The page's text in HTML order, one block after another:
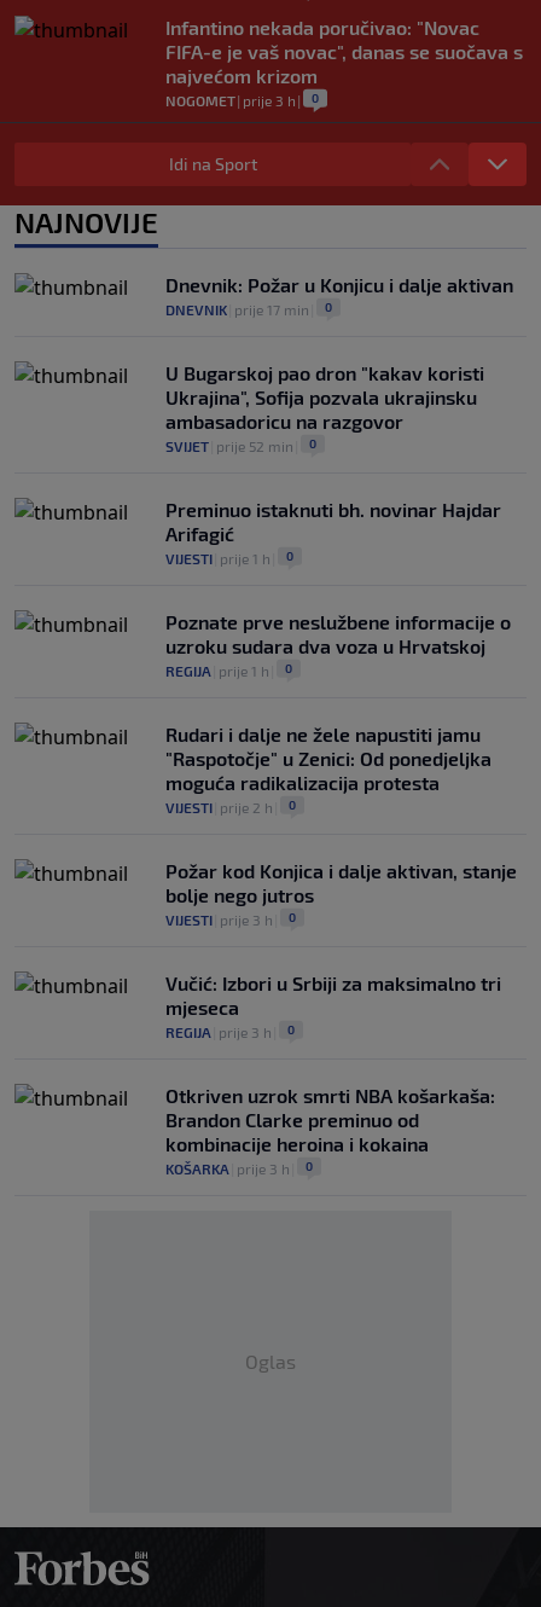
Infantino nekada poručivao: "Novac
FIFA-e je vaš novac", danas se suočava s
najvećom krizom
NOGOMET| prije 3 h | 0
Enes Kanter Freedom želi na WNBA
draft: Neobičnim potezom pokušava
0
na pripremama, bolji bio Eintracht
0
Idi na Sport
NAJNOVIJE
Dnevnik: Požar u Konjicu i dalje aktivan
DNEVNIK prije 17 min 0
U Bugarskoj pao dron "kakav koristi
Ukrajina", Sofija pozvala ukrajinsku
ambasadoricu na razgovor
SVIJET prije 52 min 0
Preminuo istaknuti bh. novinar Hajdar
Arifagić
VIJESTI prije 1 h 0
Poznate prve neslužbene informacije o
uzroku sudara dva voza u Hrvatskoj
REGIJA prije 1 h 0
Rudari i dalje ne žele napustiti jamu
"Raspotočje" u Zenici: Od ponedjeljka
moguća radikalizacija protesta
VIJESTI prije 2 h 0
Požar kod Konjica i dalje aktivan, stanje
bolje nego jutros
VIJESTI prije 3 h 0
Vučić: Izbori u Srbiji za maksimalno tri
mjeseca
REGIJA prije 3 h 0
Otkriven uzrok smrti NBA košarkaša:
Brandon Clarke preminuo od
kombinacije heroina i kokaina
KOŠARKA prije 3 h 0
Oglas